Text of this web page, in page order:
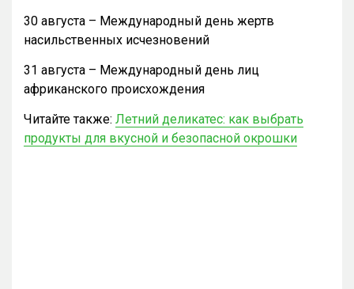
30 августа – Международный день жертв
насильственных исчезновений
31 августа – Международный день лиц
африканского происхождения
Читайте также: Летний деликатес: как выбрать
продукты для вкусной и безопасной окрошки